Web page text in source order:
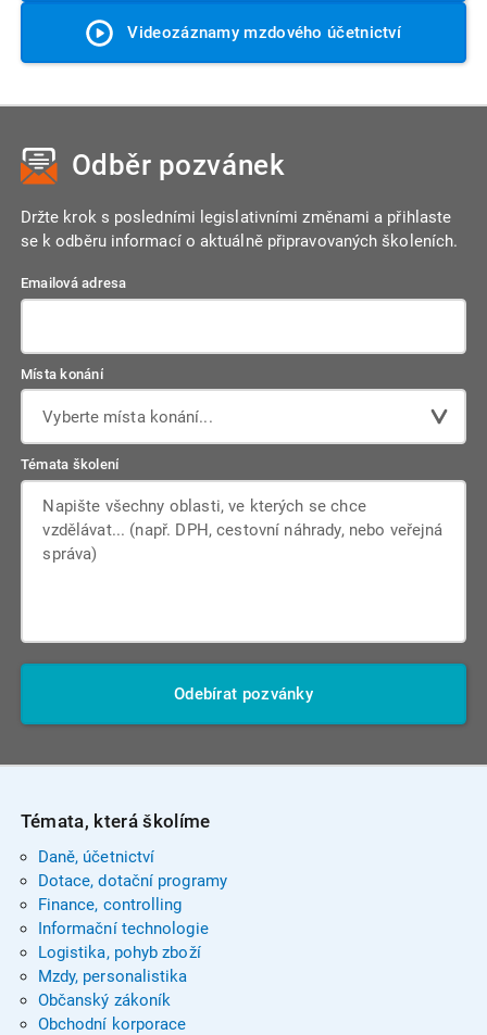
Videozáznamy mzdového účetnictví
Odběr pozvánek
Držte krok s posledními legislativními změnami a přihlaste
se k odběru informací o aktuálně připravovaných školeních.
Emailová adresa
Místa konání
Vyberte místa konání...
Témata školení
Odebírat pozvánky
Témata, která školíme
Daně, účetnictví
Dotace, dotační programy
Finance, controlling
Informační technologie
Logistika, pohyb zboží
Mzdy, personalistika
Občanský zákoník
Obchodní korporace